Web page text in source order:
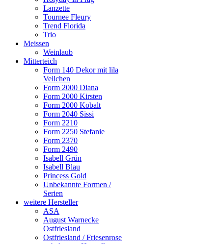
Lanzette
Tournee Fleury
Trend Florida
Trio
Meissen
Weinlaub
Mitterteich
Form 140 Dekor mit lila
Veilchen
Form 2000 Diana
Form 2000 Kirsten
Form 2000 Kobalt
Form 2040 Sissi
Form 2210
Form 2250 Stefanie
Form 2370
Form 2490
Isabell Grün
Isabell Blau
Princess Gold
Unbekannte Formen /
Serien
weitere Hersteller
ASA
August Warnecke
Ostfriesland
Ostfriesland / Friesenrose